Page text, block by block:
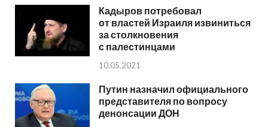
Кадыров потребовал
от властей Израиля извиниться
за столкновения
с палестинцами
10.05.2021
Путин назначил официального
представителя по вопросу
денонсации ДОН